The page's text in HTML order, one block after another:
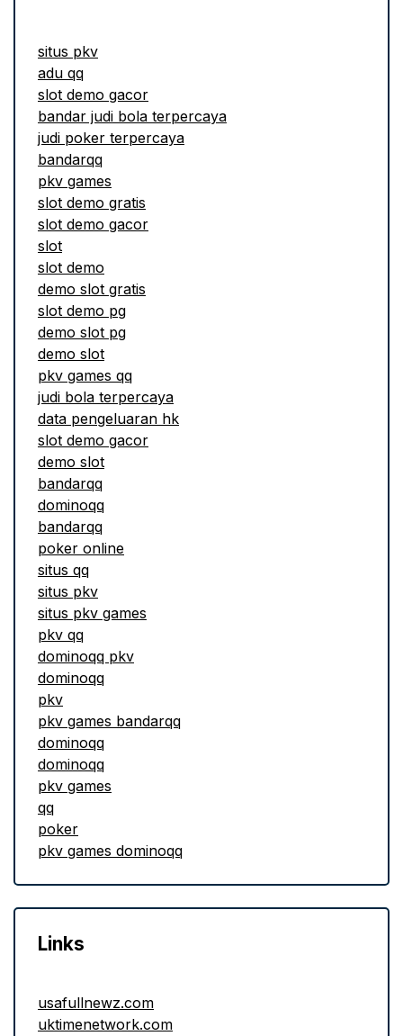
situs pkv
adu qq
slot demo gacor
bandar judi bola terpercaya
judi poker terpercaya
bandarqq
pkv games
slot demo gratis
slot demo gacor
slot
slot demo
demo slot gratis
slot demo pg
demo slot pg
demo slot
pkv games qq
judi bola terpercaya
data pengeluaran hk
slot demo gacor
demo slot
bandarqq
dominoqq
bandarqq
poker online
situs qq
situs pkv
situs pkv games
pkv qq
dominoqq pkv
dominoqq
pkv
pkv games bandarqq
dominoqq
dominoqq
pkv games
qq
poker
pkv games dominoqq
Links
usafullnewz.com
uktimenetwork.com